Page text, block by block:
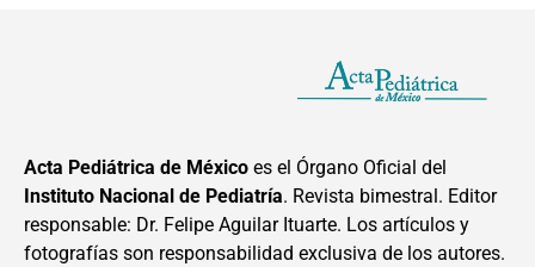
Acta Pediátrica de México es el Órgano Oficial del
Instituto Nacional de Pediatría. Revista bimestral. Editor
responsable: Dr. Felipe Aguilar Ituarte. Los artículos y
fotografías son responsabilidad exclusiva de los autores.